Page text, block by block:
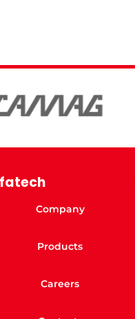
Company
Products
Careers